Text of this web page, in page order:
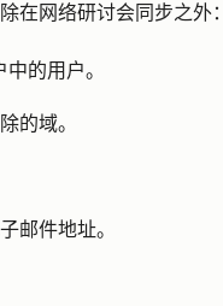
在网络研讨会同步之外：
的用户。
的域。
邮件地址。